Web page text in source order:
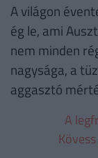
A világon
ég le, ami
nem minden
nagysága, a
aggasztó
A